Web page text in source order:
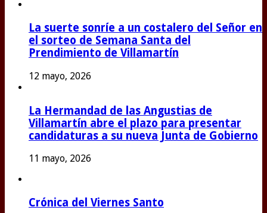
La suerte sonríe a un costalero del Señor en
el sorteo de Semana Santa del
Prendimiento de Villamartín
12 mayo, 2026
La Hermandad de las Angustias de
Villamartín abre el plazo para presentar
candidaturas a su nueva Junta de Gobierno
11 mayo, 2026
Crónica del Viernes Santo